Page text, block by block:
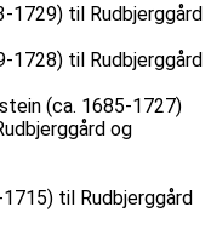
1729) til Rudbjerggård
1728) til Rudbjerggård
(ca. 1685-1727)
og
til Rudbjerggård